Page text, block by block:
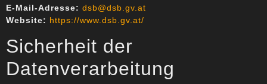
E-Mail-Adresse: dsb@dsb.gv.at
Website: https://www.dsb.gv.at/
Sicherheit der
Datenverarbeitung